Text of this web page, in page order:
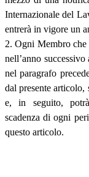
Internazionale del
entrerà in vigore un
2. Ogni Membro che
nell’anno
nel paragrafo
dal presente
e, in seguito,
scadenza di ogni
questo articolo.